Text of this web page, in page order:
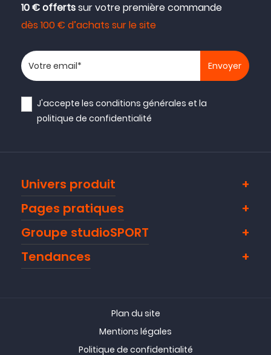
10 € offertssur votre première commande
dès 100 € d’achats sur le site
Votre adresse email
J'accepte lesconditions générales et la
politique de confidentialité
Univers produit
Pages pratiques
Groupe studioSPORT
Tendances
Plan du site
Mentions légales
Politique de confidentialité